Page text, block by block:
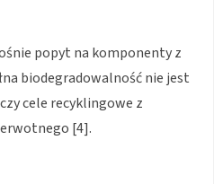
popyt na komponenty z
biodegradowalność nie jest
cele recyklingowe z
[4].